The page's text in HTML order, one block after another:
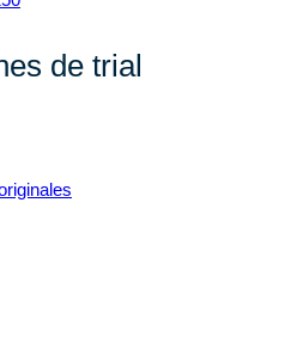
de trial